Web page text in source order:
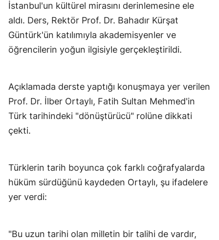
Gümüşhane
Hatay
Mersin
Kastamonu
Kayseri
Kırşehir
İstanbul'un kültürel mirasını derinlemesine ele
aldı. Ders, Rektör Prof. Dr. Bahadır Kürşat
Güntürk'ün katılımıyla akademisyenler ve
öğrencilerin yoğun ilgisiyle gerçekleştirildi.
Açıklamada derste yaptığı konuşmaya yer verilen
Prof. Dr. İlber Ortaylı, Fatih Sultan Mehmed'in
Türk tarihindeki "dönüştürücü" rolüne dikkati
çekti.
Türklerin tarih boyunca çok farklı coğrafyalarda
hüküm sürdüğünü kaydeden Ortaylı, şu ifadelere
yer verdi:
"Bu uzun tarihi olan milletin bir talihi de vardır,